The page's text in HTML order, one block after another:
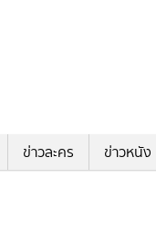
ข่าวละคร ข่าวหนัง